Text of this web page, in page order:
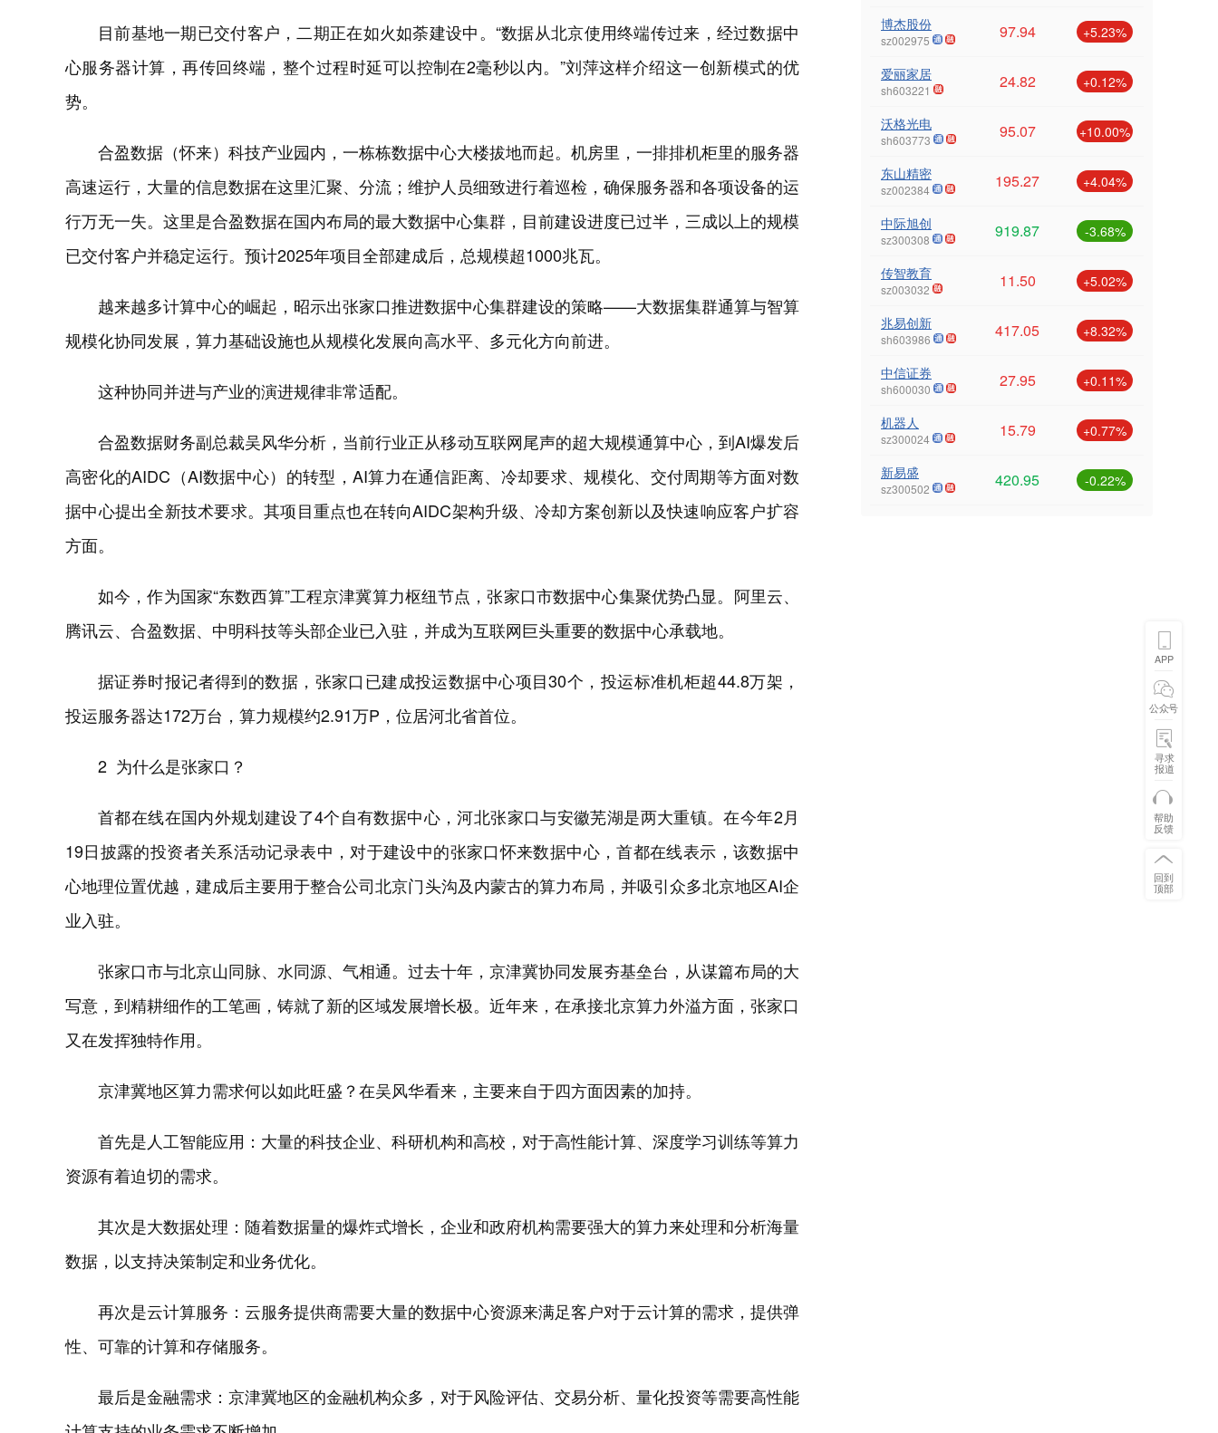
目前基地一期已交付客户，二期正在如火如荼建设中。“数据从北京使用终端传过来，经过数据中
心服务器计算，再传回终端，整个过程时延可以控制在2毫秒以内。”刘萍这样介绍这一创新模式的优
势。
合盈数据（怀来）科技产业园内，一栋栋数据中心大楼拔地而起。机房里，一排排机柜里的服务器
高速运行，大量的信息数据在这里汇聚、分流；维护人员细致进行着巡检，确保服务器和各项设备的运
行万无一失。这里是合盈数据在国内布局的最大数据中心集群，目前建设进度已过半，三成以上的规模
已交付客户并稳定运行。预计2025年项目全部建成后，总规模超1000兆瓦。
越来越多计算中心的崛起，昭示出张家口推进数据中心集群建设的策略——大数据集群通算与智算
规模化协同发展，算力基础设施也从规模化发展向高水平、多元化方向前进。
这种协同并进与产业的演进规律非常适配。
合盈数据财务副总裁吴风华分析，当前行业正从移动互联网尾声的超大规模通算中心，到AI爆发后
高密化的AIDC（AI数据中心）的转型，AI算力在通信距离、冷却要求、规模化、交付周期等方面对数
据中心提出全新技术要求。其项目重点也在转向AIDC架构升级、冷却方案创新以及快速响应客户扩容
方面。
如今，作为国家“东数西算”工程京津冀算力枢纽节点，张家口市数据中心集聚优势凸显。阿里云、
腾讯云、合盈数据、中明科技等头部企业已入驻，并成为互联网巨头重要的数据中心承载地。
据证券时报记者得到的数据，张家口已建成投运数据中心项目30个，投运标准机柜超44.8万架，
投运服务器达172万台，算力规模约2.91万P，位居河北省首位。
2 为什么是张家口？
首都在线在国内外规划建设了4个自有数据中心，河北张家口与安徽芜湖是两大重镇。在今年2月
19日披露的投资者关系活动记录表中，对于建设中的张家口怀来数据中心，首都在线表示，该数据中
心地理位置优越，建成后主要用于整合公司北京门头沟及内蒙古的算力布局，并吸引众多北京地区AI企
业入驻。
张家口市与北京山同脉、水同源、气相通。过去十年，京津冀协同发展夯基垒台，从谋篇布局的大
写意，到精耕细作的工笔画，铸就了新的区域发展增长极。近年来，在承接北京算力外溢方面，张家口
又在发挥独特作用。
京津冀地区算力需求何以如此旺盛？在吴风华看来，主要来自于四方面因素的加持。
首先是人工智能应用：大量的科技企业、科研机构和高校，对于高性能计算、深度学习训练等算力
资源有着迫切的需求。
其次是大数据处理：随着数据量的爆炸式增长，企业和政府机构需要强大的算力来处理和分析海量
数据，以支持决策制定和业务优化。
再次是云计算服务：云服务提供商需要大量的数据中心资源来满足客户对于云计算的需求，提供弹
性、可靠的计算和存储服务。
最后是金融需求：京津冀地区的金融机构众多，对于风险评估、交易分析、量化投资等需要高性能
博杰股份
sz002975 97.94 +5.23%
爱丽家居
sh603221 24.82 +0.12%
沃格光电
sh603773 95.07 +10.00%
东山精密
sz002384 195.27 +4.04%
中际旭创
sz300308 919.87 -3.68%
传智教育
sz003032 11.50 +5.02%
兆易创新
sh603986 417.05 +8.32%
中信证券
sh600030 27.95 +0.11%
机器人
sz300024 15.79 +0.77%
新易盛
sz300502 420.95 -0.22%
APP
公众号
寻求
报道
帮助
反馈
回到
顶部